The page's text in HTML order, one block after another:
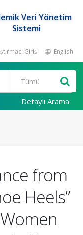
Veri Yönetim
Sistemi
Girişi English
Detaylı Arama
from
Heels”